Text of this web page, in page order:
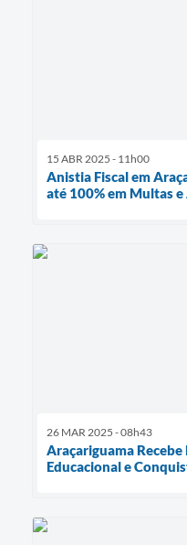
15 ABR 2025 - 11h00
Anistia Fiscal em
até 100% em Multas
26 MAR 2025 - 08h43
Araçariguama
Educacional e